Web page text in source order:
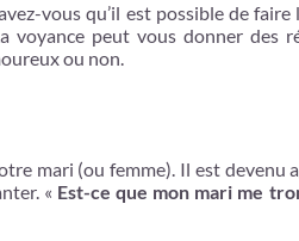
vous qu’il est possible de
voyance peut vous donner des
ou non.
mari (ou femme). Il est devenu
« Est-ce que mon mari me